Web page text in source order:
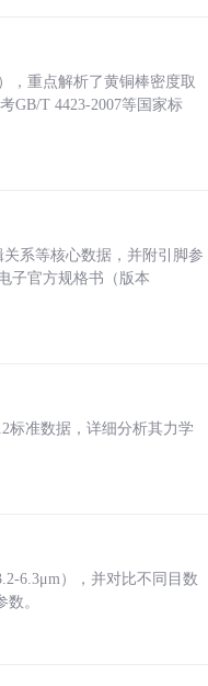
，重点解析了黄铜棒密度取
GB/T 4423-2007等国家标
系等核心数据，并附引脚参
子官方规格书（版本
标准数据，详细分析其力学
6.3μm），并对比不同目数
。